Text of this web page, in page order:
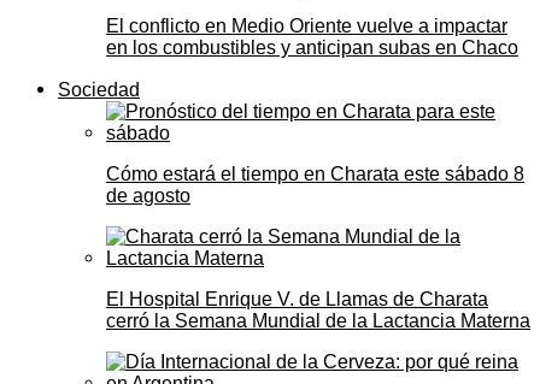
El conflicto en Medio Oriente vuelve a impactar
en los combustibles y anticipan subas en Chaco
Sociedad
Cómo estará el tiempo en Charata este sábado 8
de agosto
El Hospital Enrique V. de Llamas de Charata
cerró la Semana Mundial de la Lactancia Materna